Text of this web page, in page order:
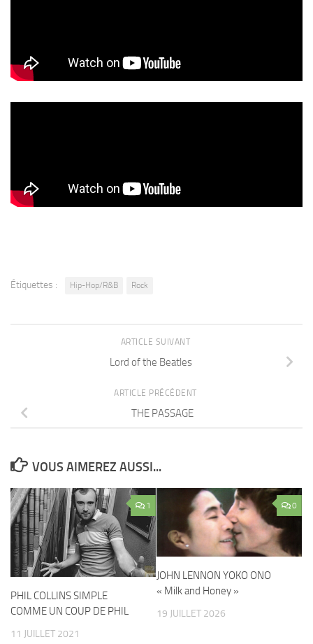
Étiquettes : Hip-Hop/R&B Rock
ARTICLE SUIVANT
Lord of the Beatles
ARTICLE PRÉCÉDENT
THE PASSAGE
VOUS AIMEREZ AUSSI...
1
PHIL COLLINS SIMPLE
COMME UN COUP DE PHIL
11 JUILLET 2021
0
JOHN LENNON YOKO ONO
« Milk and Honey »
19 JUILLET 2026